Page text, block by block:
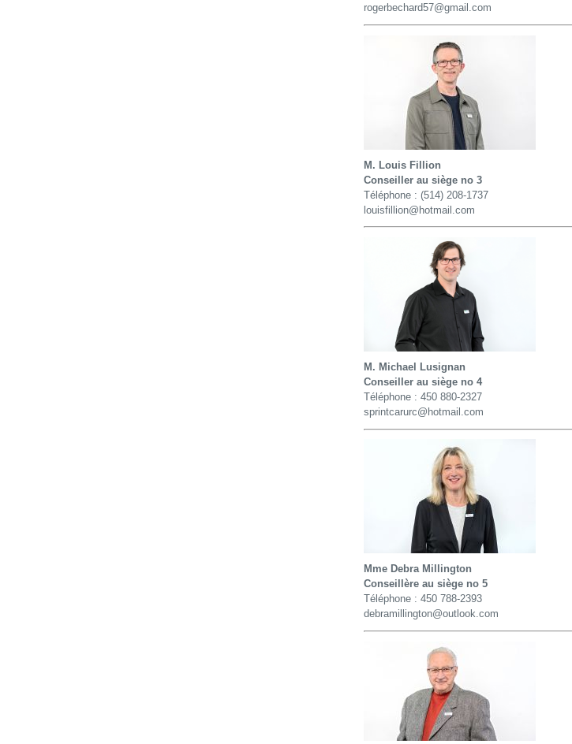
rogerbechard57@gmail.com
M. Louis Fillion
Conseiller au siège no 3
Téléphone : (514) 208-1737
louisfillion@hotmail.com
M. Michael Lusignan
Conseiller au siège no 4
Téléphone : 450 880-2327
sprintcarurc@hotmail.com
Mme Debra Millington
Conseillère au siège no 5
Téléphone : 450 788-2393
debramillington@outlook.com